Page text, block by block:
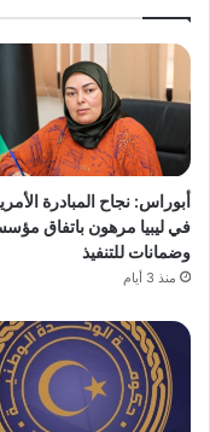
أبوراس: نجاح المبادرة
في ليبيا مرهون باتفاق
وضمانات للتنفيذ
منذ 3 أيام